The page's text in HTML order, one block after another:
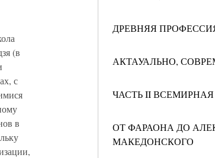
ДРЕВНЯЯ
АКТАУАЛЬНО,
ЧАСТЬ II
ОТ ФАРАОНА ДО
МАКЕДОНСКОГО
(в
с
в